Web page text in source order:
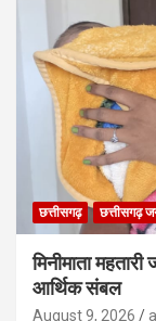
छत्तीसगढ़ छत्तीसगढ़
मिनीमाता
आर्थिक संबल
August 9, 2026